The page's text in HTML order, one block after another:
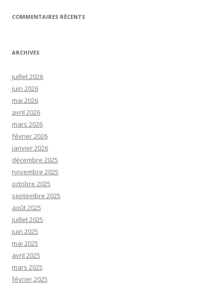
COMMENTAIRES RÉCENTS
ARCHIVES
juillet 2026
juin 2026
mai 2026
avril 2026
mars 2026
février 2026
janvier 2026
décembre 2025
novembre 2025
octobre 2025
septembre 2025
août 2025
juillet 2025
juin 2025
mai 2025
avril 2025
mars 2025
février 2025